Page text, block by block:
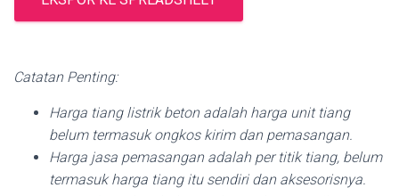
Catatan Penting:
Harga tiang listrik beton adalah harga unit tiang
belum termasuk ongkos kirim dan pemasangan.
Harga jasa pemasangan adalah per titik tiang, belum
termasuk harga tiang itu sendiri dan aksesorisnya.